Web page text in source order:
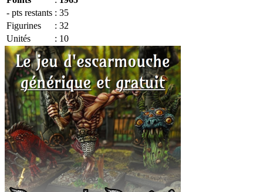
- pts restants : 35
Figurines
: 32
Unités
: 10